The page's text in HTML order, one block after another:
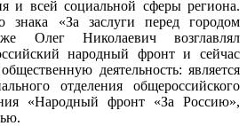
и всей социальной сферы региона.
знака «За заслуги перед городом
Олег Николаевич возглавлял
народный фронт и сейчас
деятельность: является
отделения общероссийского
«Народный фронт «За Россию»,